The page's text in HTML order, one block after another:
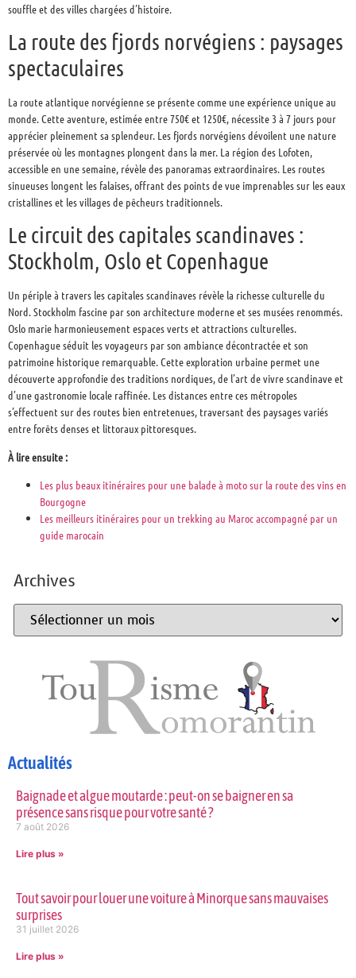
souffle et des villes chargées d’histoire.
La route des fjords norvégiens : paysages
spectaculaires
La route atlantique norvégienne se présente comme une expérience unique au
monde. Cette aventure, estimée entre 750€ et 1250€, nécessite 3 à 7 jours pour
apprécier pleinement sa splendeur. Les fjords norvégiens dévoilent une nature
préservée où les montagnes plongent dans la mer. La région des Lofoten,
accessible en une semaine, révèle des panoramas extraordinaires. Les routes
sinueuses longent les falaises, offrant des points de vue imprenables sur les eaux
cristallines et les villages de pêcheurs traditionnels.
Le circuit des capitales scandinaves :
Stockholm, Oslo et Copenhague
Un périple à travers les capitales scandinaves révèle la richesse culturelle du
Nord. Stockholm fascine par son architecture moderne et ses musées renommés.
Oslo marie harmonieusement espaces verts et attractions culturelles.
Copenhague séduit les voyageurs par son ambiance décontractée et son
patrimoine historique remarquable. Cette exploration urbaine permet une
découverte approfondie des traditions nordiques, de l’art de vivre scandinave et
d’une gastronomie locale raffinée. Les distances entre ces métropoles
s’effectuent sur des routes bien entretenues, traversant des paysages variés
entre forêts denses et littoraux pittoresques.
À lire ensuite :
Les plus beaux itinéraires pour une balade à moto sur la route des vins en
Bourgogne
Les meilleurs itinéraires pour un trekking au Maroc accompagné par un
guide marocain
Archives
Actualités
Baignade et algue moutarde : peut-on se baigner en sa
présence sans risque pour votre santé ?
7 août 2026
Lire plus »
Tout savoir pour louer une voiture à Minorque sans mauvaises
surprises
31 juillet 2026
Lire plus »